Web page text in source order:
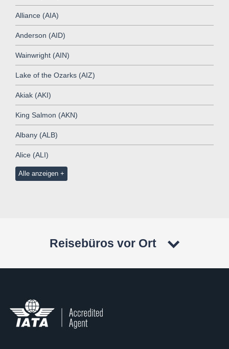
Alliance (AIA)
Anderson (AID)
Wainwright (AIN)
Lake of the Ozarks (AIZ)
Akiak (AKI)
King Salmon (AKN)
Albany (ALB)
Alice (ALI)
Alle anzeigen
Reisebüros vor Ort